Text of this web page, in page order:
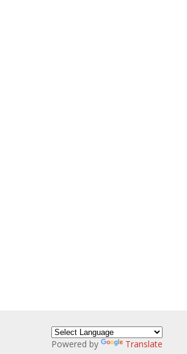
Powered by Translate